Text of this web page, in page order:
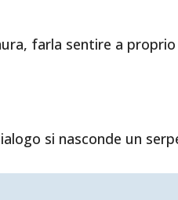
farla sentire a
si nasconde un